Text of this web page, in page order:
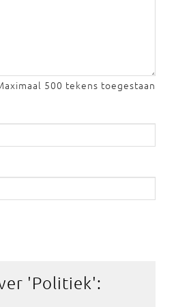
500 tekens toegestaan
'Politiek':